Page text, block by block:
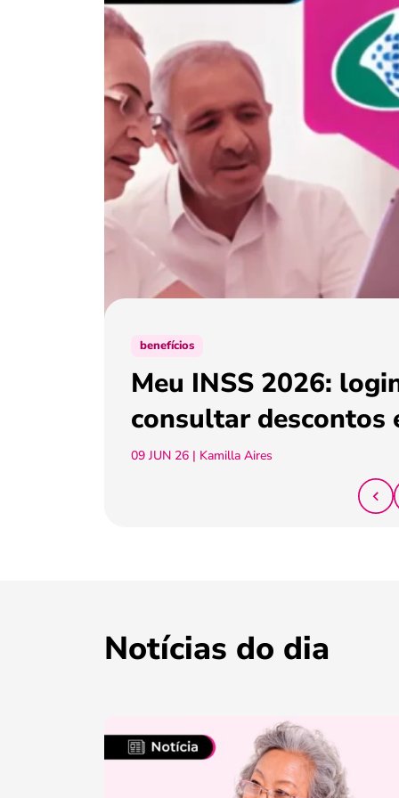
benefícios
Meu INSS 2026:
consultar descontos
09 JUN 26 | Kamilla Aires
Notícias do dia